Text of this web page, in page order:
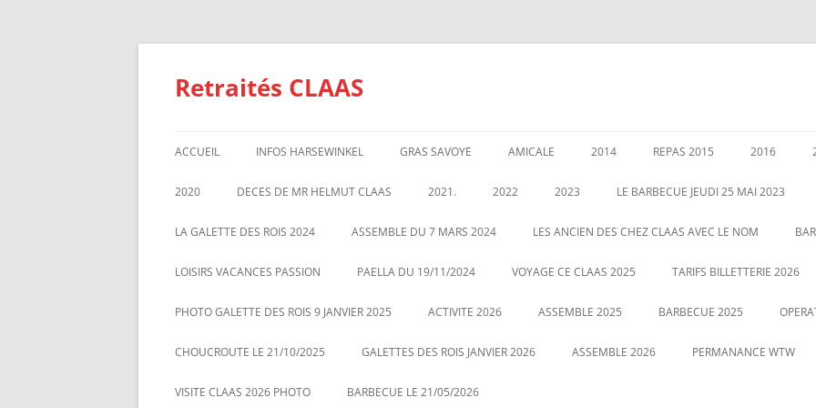
Aller
Retraités CLAAS
ACCUEIL INFOS HARSEWINKEL
ACTIVITE 2025
TARIFS BILLETTERIE AU 01/1/2025
GRAS SAVOYE
LES PERMANENCES GARANTIES AU 1 JANVIER 2020
AMICALE
CRÉATION DE AMICALE
POUR NOUS CONTACTER
2014
ASSEMBLEE 2014
COUSCOUS EN 2014
REPAS 2015 2016
GALETTE
CENTRALE
2020
GALETTE DES ROIS 2020
ASSEMBLÉ DES RETRAITÉS LE 5
DECES DE MR HELMUT CLAAS 2021. 2022
ASSEMBLE 2022
LE 21 MAI 2022 BARBECUE PHOTO
PHOTO POUR AGRANDIR
2023
GALETTE DES ROIS LE 12 JANVIER
LE BARBECUE JEUDI 25 MAI 2023
LA GALETTE DES ROIS 2024 ASSEMBLE DU 7 MARS 2024 LES ANCIEN DES CHEZ CLAAS AVEC LE NOM
LOISIRS VACANCES PASSION PAELLA DU 19/11/2024 VOYAGE CE CLAAS 2025 TARIFS BILLETTERIE 2026
PHOTO GALETTE DES ROIS 9 JANVIER 2025 ACTIVITE 2026 ASSEMBLE 2025 BARBECUE 2025
CHOUCROUTE LE 21/10/2025 GALETTES DES ROIS JANVIER 2026 ASSEMBLE 2026 PERMANANCE WTW
VISITE CLAAS 2026 PHOTO BARBECUE LE 21/05/2026